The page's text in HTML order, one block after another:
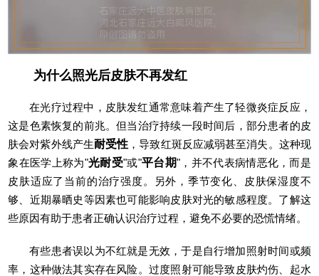
为什么照光后皮肤不再发红
在光疗过程中，皮肤发红通常意味着产生了轻微炎症反应，
这是色素恢复的前兆。但当治疗持续一段时间后，部分患者的皮
肤会对紫外线产生耐受性 ，导致红斑反应减弱甚至消失。这种现
象在医学上称为"光耐受"或"平台期"，并不代表病情恶化，而是
皮肤适应了当前的治疗强度。另外，季节变化、皮肤保湿度不
够、近期暴晒史等因素也可能影响皮肤对光的敏感程度。了解这
些原因有助于患者正确认识治疗过程，避免不必要的恐慌情绪。
有些患者误以为不红就是无效，于是自行增加照射时间或频
率，这种做法其实存在风险。过度照射可能导致皮肤灼伤、起水